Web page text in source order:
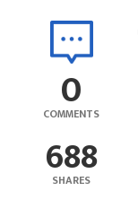
0
COMMENTS
688
SHARES